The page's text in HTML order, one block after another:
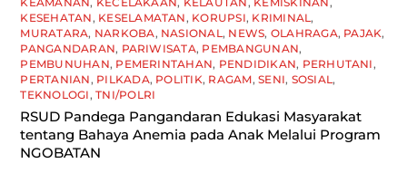
KESEHATAN, KESELAMATAN, KORUPSI, KRIMINAL,
MURATARA, NARKOBA, NASIONAL, NEWS, OLAHRAGA, PAJAK,
PANGANDARAN, PARIWISATA, PEMBANGUNAN,
PEMBUNUHAN, PEMERINTAHAN, PENDIDIKAN, PERHUTANI,
PERTANIAN, PILKADA, POLITIK, RAGAM,SENI, SOSIAL,
TEKNOLOGI,TNI/POLRI
RSUD Pandega Pangandaran Edukasi Masyarakat
tentang Bahaya Anemia pada Anak Melalui Program
NGOBATAN